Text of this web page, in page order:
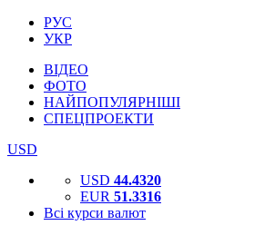
РУС
УКР
ВІДЕО
ФОТО
НАЙПОПУЛЯРНІШІ
СПЕЦПРОЕКТИ
USD
USD 44.4320
EUR 51.3316
Всі курси валют